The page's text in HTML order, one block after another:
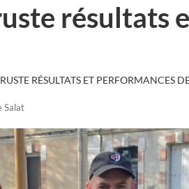
résultats
RÉSULTATS ET PERFORMANCES
Salat